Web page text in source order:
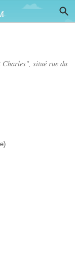
Charles", situé rue du